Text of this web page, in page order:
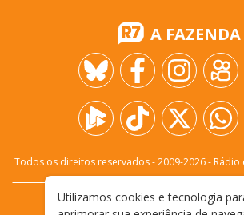
A FAZENDA
Todos os direitos reservados - 2009-2026- Rádio
FALE CONOSCO
Utilizamos cookies e tecnologia